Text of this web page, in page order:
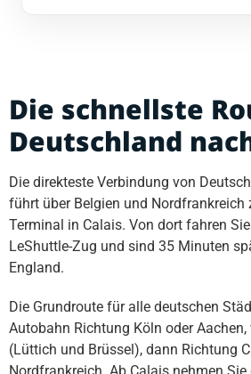
Die schnellste
Deutschland
Die direkteste Verbindung von
führt über Belgien und Nordfrankreich
Terminal in Calais. Von dort fahren
LeShuttle-Zug und sind 35 Minuten
England.
Die Grundroute für alle deutschen
Autobahn Richtung Köln oder Aachen,
(Lüttich und Brüssel), dann Richtung